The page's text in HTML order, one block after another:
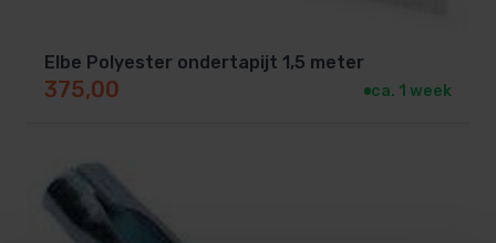
Elbe Polyester ondertapijt 1,5 meter
375,00 ca. 1 week